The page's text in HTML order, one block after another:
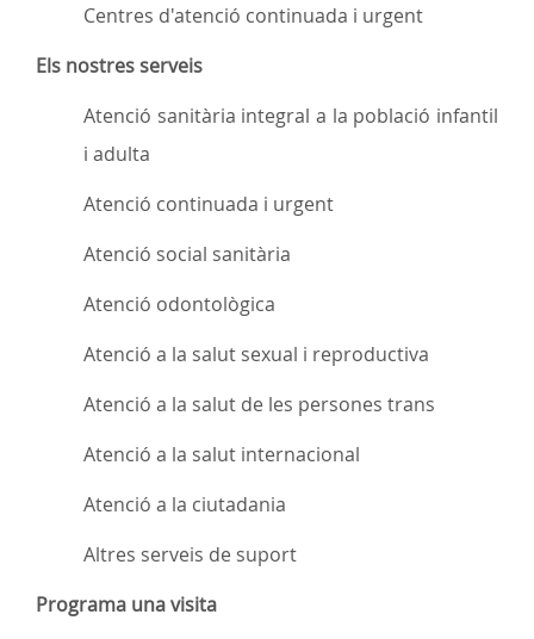
Centres d'atenció continuada i urgent
Els nostres serveis
Atenció sanitària integral a la població infantil
i adulta
Atenció continuada i urgent
Atenció social sanitària
Atenció odontològica
Atenció a la salut sexual i reproductiva
Atenció a la salut de les persones trans
Atenció a la salut internacional
Atenció a la ciutadania
Altres serveis de suport
Programa una visita